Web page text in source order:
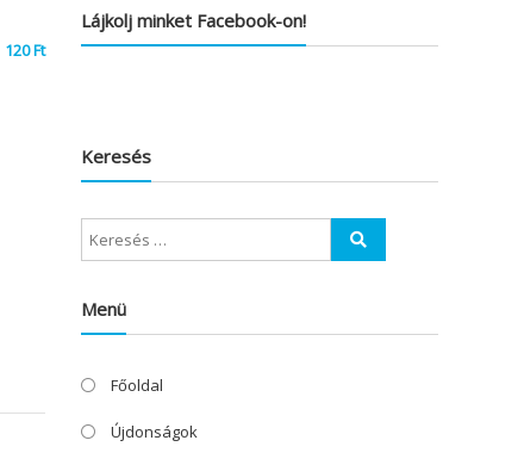
120Ft
Lájkolj minket Facebook-on!
Keresés
Menü
Főoldal
Újdonságok